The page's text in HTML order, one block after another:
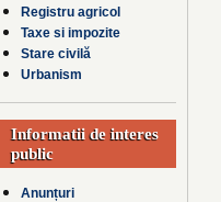
Registru agricol
Taxe si impozite
Stare civilă
Urbanism
Informatii de interes
public
Anunțuri